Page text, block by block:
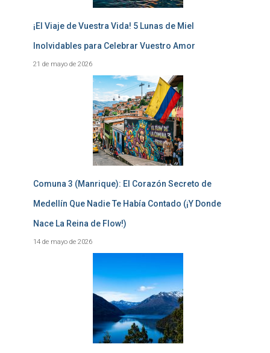
¡El Viaje de Vuestra Vida! 5 Lunas de Miel
Inolvidables para Celebrar Vuestro Amor
21 de mayo de 2026
Comuna 3 (Manrique): El Corazón Secreto de
Medellín Que Nadie Te Había Contado (¡Y Donde
Nace La Reina de Flow!)
14 de mayo de 2026